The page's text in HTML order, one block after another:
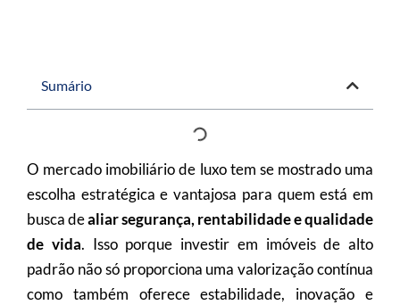
Sumário
O mercado imobiliário de luxo tem se mostrado uma
escolha estratégica e vantajosa para quem está em
busca dealiar segurança, rentabilidade e qualidade
de vida. Isso porque investir em imóveis de alto
padrão não só proporciona uma valorização contínua
como também oferece estabilidade, inovação e